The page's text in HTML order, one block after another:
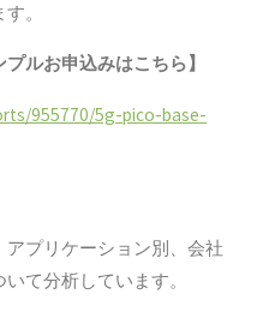
。
ルお申込みはこちら】
955770/5g-pico-base-
プリケーション別、会社
て分析しています。